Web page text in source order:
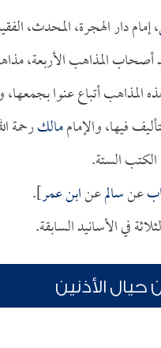
، إمام دار الهجرة، المحدث،
أصحاب المذاهب الأربعة،
المذاهب أتباع عنوا بجمعها،
فيها، والإماممالكرحمة
الستة.
عنسالمعنابن عمر].
في الأسانيد السابقة.
حيال الأذنين